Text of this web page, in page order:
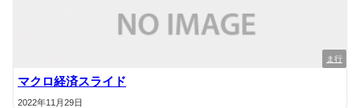
ま行
マクロ経済スライド
2022年11月29日